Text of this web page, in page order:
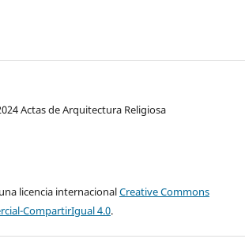
Actas de Arquitectura Religiosa
licencia internacionalCreative Commons
CompartirIgual 4.0.